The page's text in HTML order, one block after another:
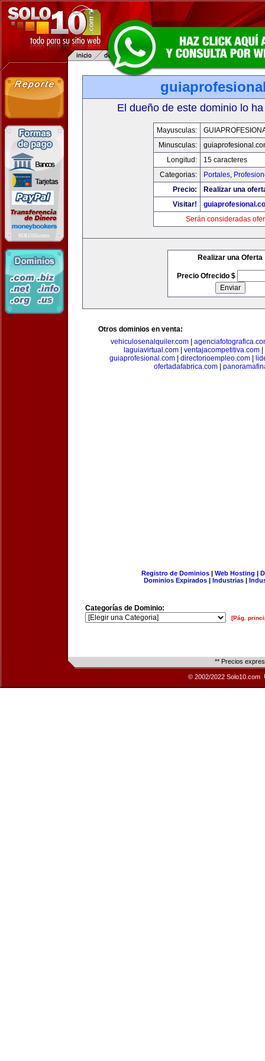
El dueño de este dominio lo
Mayusculas:
Minusculas:
Longitud:
15 caracteres
Categorias:
Portales,
Precio:
Realizar una
Visitar!
Serán consideradas
Realizar una Oferta
Precio Ofrecido $
Otros dominios en venta:
vehiculosenalquiler.com
laguiavirtual.com
ventajacompetitiva.com
guiaprofesional.com| directorioempleo.com|
ofertadafabrica.com|
Registro de Dominios| Web Hosting |
Dominios Expirados | Industrias |
Categorías de Dominio:
[Pág.
** Precios
© 2002/2022 Solo10.com